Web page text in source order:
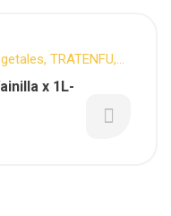
, TRATENFU,
x 1L-